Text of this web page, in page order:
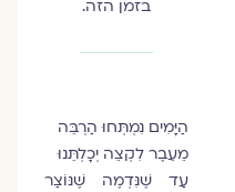
בזמן הזה.
הַיָּמִים נִמְתְּחוּ הַרְבֵּה
מֵעֵבֶר לִקְצֵה יְכָלְתֵּנוּ
עַד שֶׁנִּדְמֶה שֶׁנּוֹצַר